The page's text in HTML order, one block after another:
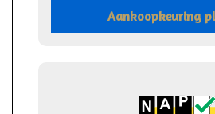
Aankoopkeuring